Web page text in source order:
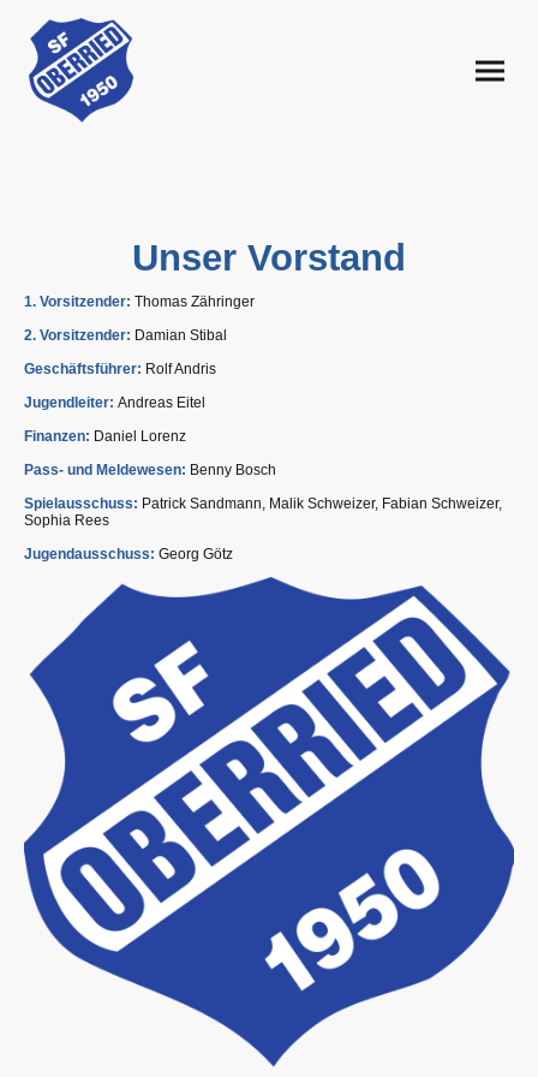
Unser Vorstand
1. Vorsitzender: Thomas Zähringer
2. Vorsitzender: Damian Stibal
Geschäftsführer: Rolf Andris
Jugendleiter: Andreas Eitel
Finanzen: Daniel Lorenz
Pass- und Meldewesen: Benny Bosch
Spielausschuss: Patrick Sandmann, Malik Schweizer, Fabian Schweizer,
Sophia Rees
Jugendausschuss: Georg Götz